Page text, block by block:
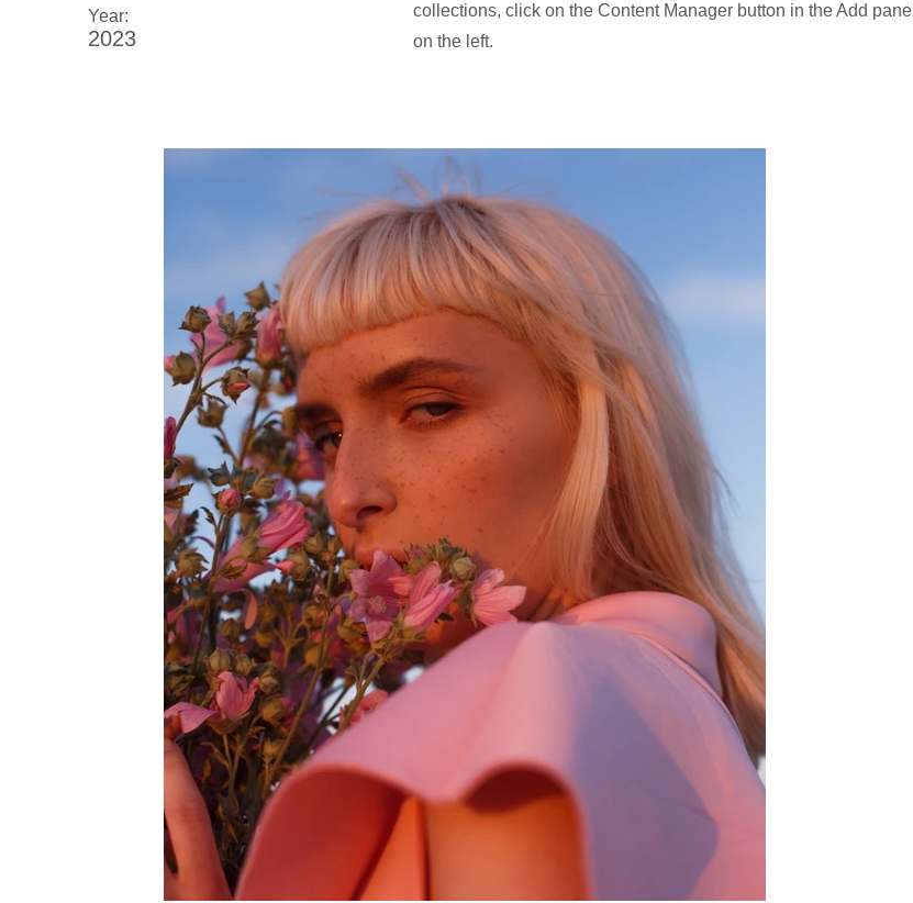
Year:
2023
collections, click on the Content Manager button in the Add panel
on the left.